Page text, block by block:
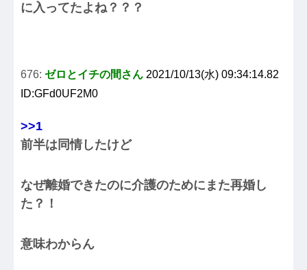
に入ってたよね？？？
676: ゼロとイチの間さん 2021/10/13(水) 09:34:14.82
ID:GFd0UF2M0
>>1
前半は同情したけど
なぜ離婚できたのに介護のためにまた再婚し
た？！
意味わからん